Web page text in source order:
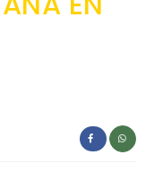
Territorial -